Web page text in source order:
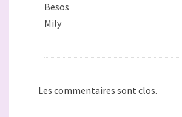
Besos
Mily
Les commentaires sont clos.